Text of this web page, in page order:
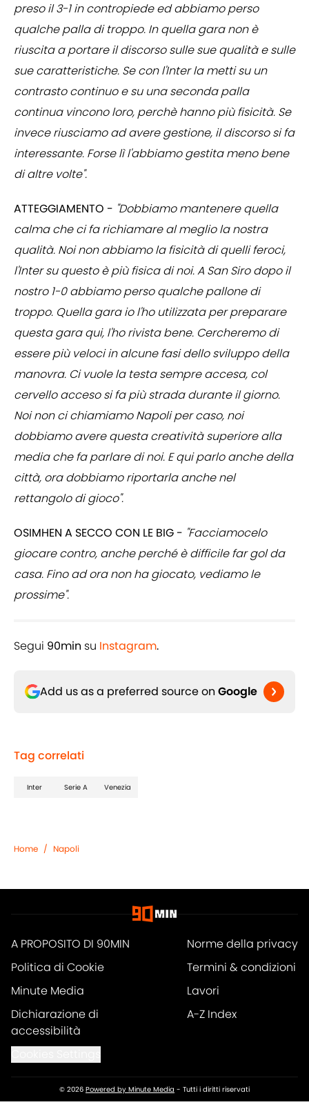
preso il 3-1 in contropiede ed abbiamo perso
qualche palla di troppo. In quella gara non è
riuscita a portare il discorso sulle sue qualità e sulle
sue caratteristiche. Se con l'Inter la metti su un
contrasto continuo e su una seconda palla
continua vincono loro, perchè hanno più fisicità. Se
invece riusciamo ad avere gestione, il discorso si fa
interessante. Forse lì l'abbiamo gestita meno bene
di altre volte".
ATTEGGIAMENTO - "Dobbiamo mantenere quella
calma che ci fa richiamare al meglio la nostra
qualità. Noi non abbiamo la fisicità di quelli feroci,
l'Inter su questo è più fisica di noi. A San Siro dopo il
nostro 1-0 abbiamo perso qualche pallone di
troppo. Quella gara io l'ho utilizzata per preparare
questa gara qui, l'ho rivista bene. Cercheremo di
essere più veloci in alcune fasi dello sviluppo della
manovra. Ci vuole la testa sempre accesa, col
cervello acceso si fa più strada durante il giorno.
Noi non ci chiamiamo Napoli per caso, noi
dobbiamo avere questa creatività superiore alla
media che fa parlare di noi. E qui parlo anche della
città, ora dobbiamo riportarla anche nel
rettangolo di gioco".
OSIMHEN A SECCO CON LE BIG - "Facciamocelo
giocare contro, anche perché è difficile far gol da
casa. Fino ad ora non ha giocato, vediamo le
prossime".
Segui 90min su Instagram.
Add us as a preferred source on Google
Tag correlati
Inter Serie A Venezia
Home / Napoli
A PROPOSITO DI 90MIN
Norme della privacy
Politica di Cookie
Termini & condizioni
Minute Media
Lavori
Dichiarazione di
accessibilità
A-Z Index
© 2026 Powered by Minute Media - Tutti i diritti riservati